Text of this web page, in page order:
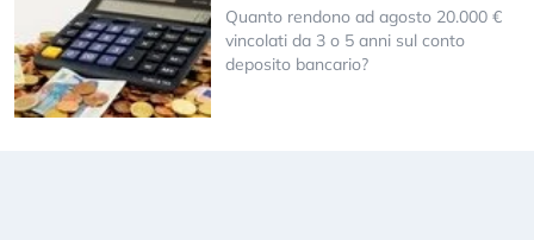
Quanto rendono ad agosto 20.000 €
vincolati da 3 o 5 anni sul conto
deposito bancario?